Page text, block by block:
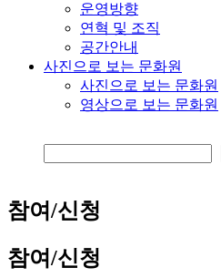
운영방향
연혁 및 조직
공간안내
사진으로 보는 문화원
사진으로 보는 문화원
영상으로 보는 문화원
참여/신청
참여/신청